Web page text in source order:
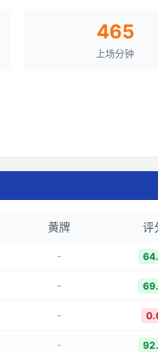
465
上场分钟
黄牌 评
-
-
-
-